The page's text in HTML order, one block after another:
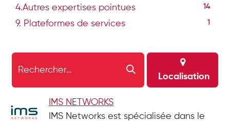
4.Autres expertises pointues 14
9. Plateformes de services
Localisation
IMS NETWORKS
IMS Networks est spécialisée dans le